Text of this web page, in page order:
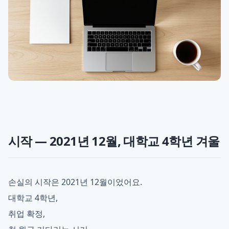
시작 — 2021년 12월, 대학교 4학년 겨울
손실의 시작은 2021년 12월이었어요.
대학교 4학년,
취업 확정,